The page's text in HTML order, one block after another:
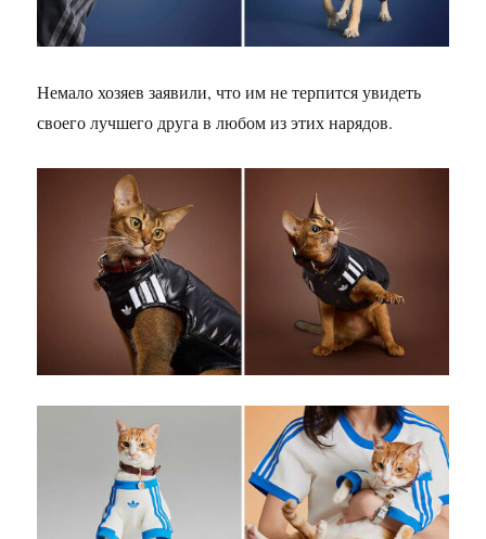
Немало хозяев заявили, что им не терпится увидеть
своего лучшего друга в любом из этих нарядов.